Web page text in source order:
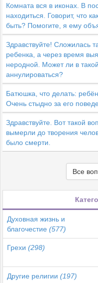
Комната вся в иконах. В
находиться. Говорит, что
быть? Помогите, я ему
Здравствуйте! Сложилась
ребенка, а через время
неродной. Может ли в
аннулироваться?
Батюшка, что делать:
Очень стыдно за его
Здравствуйте. Вот такой
вымерли до творения
было смерти.
Все
Духовная жизнь и
благочестие (577)
Грехи (298)
Другие религии (197)